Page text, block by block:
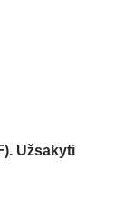
Užsakyti